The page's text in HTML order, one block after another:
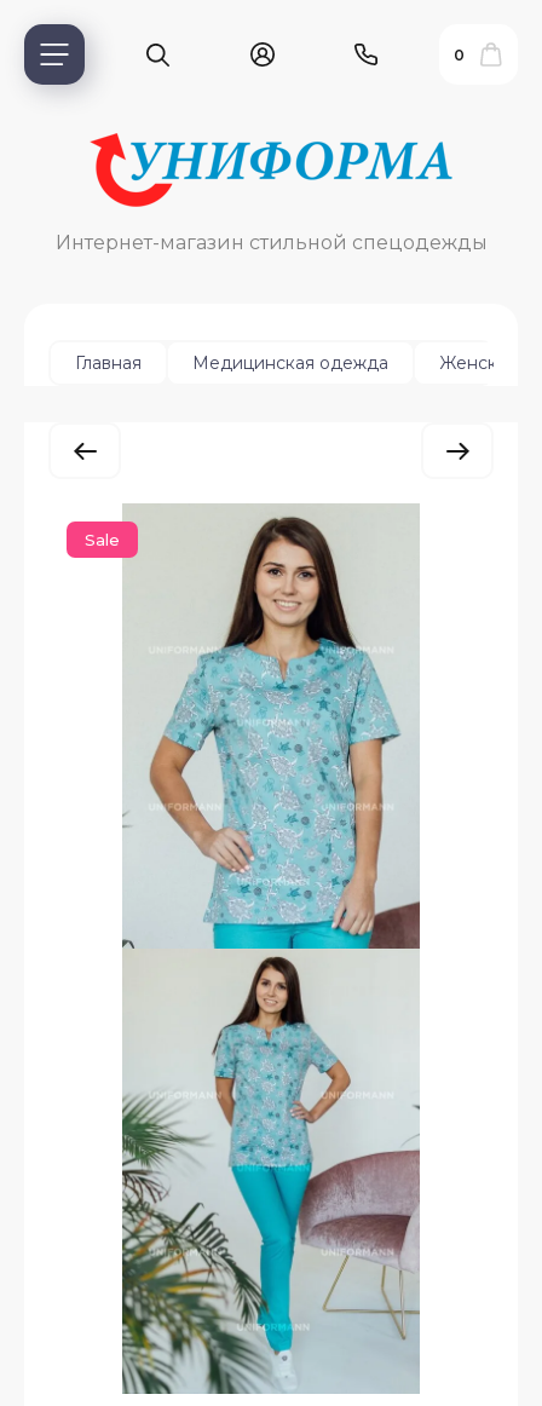
0
Интернет-магазин стильной спецодежды
Главная Медицинская одежда Женская
Sale